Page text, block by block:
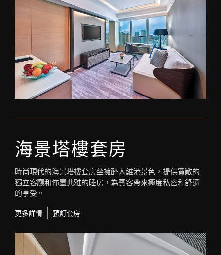
海景塔樓套房
時尚現代的海景塔樓套房坐擁醉人維港景色，提供寬敞的
獨立客廳和佈置典雅的睡房，為賓客帶來極度私密和舒適
的享受。
更多詳情 預訂套房